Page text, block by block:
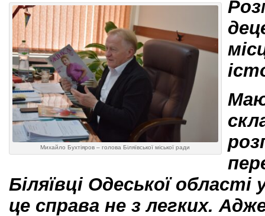
Михайло Бухтіяров – голова Біляївської міської ради
Біляївці Одеської
це справа не з легких.